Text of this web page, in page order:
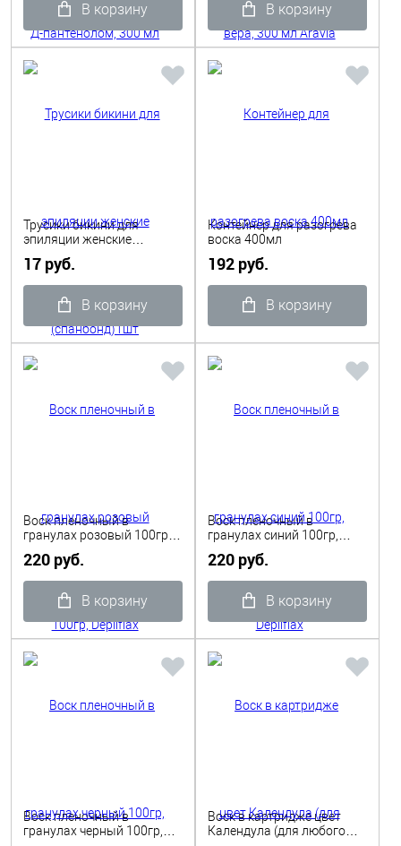
В корзину В корзину
Трусики бикини для
эпиляции женские
17 руб.
В корзину
Контейнер для разогрева
воска 400мл
192 руб.
В корзину
Воск пленочный в
гранулах розовый 100гр,
220 руб.
В корзину
Воск пленочный в
гранулах синий 100гр,
220 руб.
В корзину
Воск пленочный в
гранулах черный 100гр,
Воск в картридже цвет
Календула (для любого